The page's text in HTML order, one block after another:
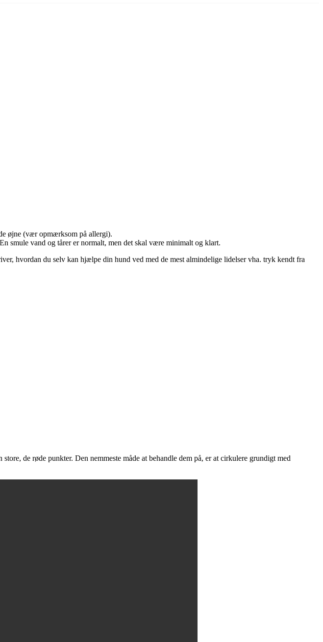
øjne (vær opmærksom på allergi).
smule vand og tårer er normalt, men det skal være minimalt og klart.
hvordan du selv kan hjælpe din hund ved med de mest almindelige lidelser vha. tryk kendt fra
de røde punkter. Den nemmeste måde at behandle dem på, er at cirkulere grundigt med